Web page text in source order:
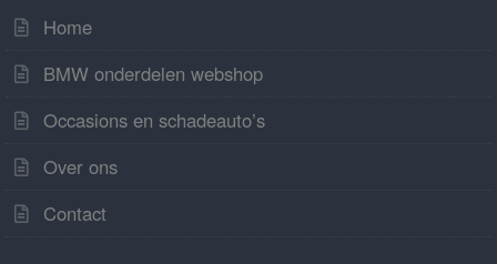
Home
BMW onderdelen webshop
Occasions en schadeauto’s
Over ons
Contact